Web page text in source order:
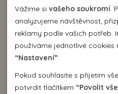
cestovní kancelář
Kozí 10, 602 00 Brno
+420 542 214 343
emma@emma.cz
Vážíme si vašeho soukromí .
analyzujeme návštěvnost,
reklamy podle vašich potřeb.
používáme jednotlivé cookies
“Nastavení”
Pokud souhlasíte s přijetím
potvrdit tlačítkem “Povolit
Nutné cookies pomáhají, aby
použitelná tak, že umožní
stránky a přístup k
Webová stránka nemůže
cookies.
Analytické cookies